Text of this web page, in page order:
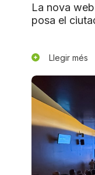
La nova
posa el
Llegir més